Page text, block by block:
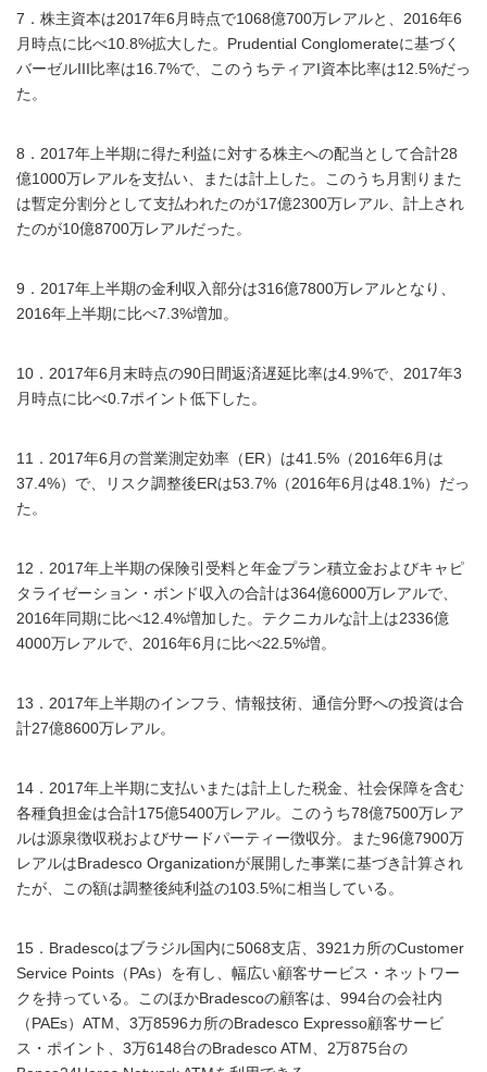
7．株主資本は2017年6月時点で1068億700万レアルと、2016年6
月時点に比べ10.8%拡大した。Prudential Conglomerateに基づく
バーゼルIII比率は16.7%で、このうちティアI資本比率は12.5%だっ
た。
8．2017年上半期に得た利益に対する株主への配当として合計28
億1000万レアルを支払い、または計上した。このうち月割りまた
は暫定分割分として支払われたのが17億2300万レアル、計上され
たのが10億8700万レアルだった。
9．2017年上半期の金利収入部分は316億7800万レアルとなり、
2016年上半期に比べ7.3%増加。
10．2017年6月末時点の90日間返済遅延比率は4.9%で、2017年3
月時点に比べ0.7ポイント低下した。
11．2017年6月の営業測定効率（ER）は41.5%（2016年6月は
37.4%）で、リスク調整後ERは53.7%（2016年6月は48.1%）だっ
た。
12．2017年上半期の保険引受料と年金プラン積立金およびキャピ
タライゼーション・ボンド収入の合計は364億6000万レアルで、
2016年同期に比べ12.4%増加した。テクニカルな計上は2336億
4000万レアルで、2016年6月に比べ22.5%増。
13．2017年上半期のインフラ、情報技術、通信分野への投資は合
計27億8600万レアル。
14．2017年上半期に支払いまたは計上した税金、社会保障を含む
各種負担金は合計175億5400万レアル。このうち78億7500万レア
ルは源泉徴収税およびサードパーティー徴収分。また96億7900万
レアルはBradesco Organizationが展開した事業に基づき計算され
たが、この額は調整後純利益の103.5%に相当している。
15．Bradescoはブラジル国内に5068支店、3921カ所のCustomer
Service Points（PAs）を有し、幅広い顧客サービス・ネットワー
クを持っている。このほかBradescoの顧客は、994台の会社内
（PAEs）ATM、3万8596カ所のBradesco Expresso顧客サービ
ス・ポイント、3万6148台のBradesco ATM、2万875台の